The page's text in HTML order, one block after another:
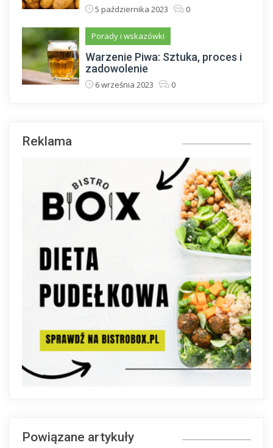
5 października 2023 0
Porady i wskazówki
Warzenie Piwa: Sztuka, proces i
zadowolenie
6 września 2023 0
Reklama
Powiązane artykuły